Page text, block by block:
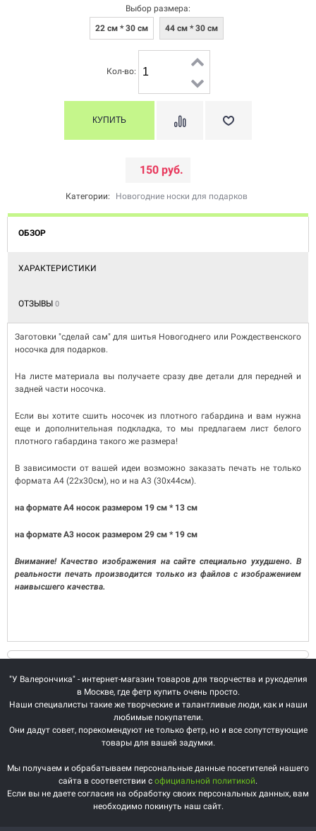
Выбор размера:
22 см * 30 см
44 см * 30 см
Кол-во:
150 руб.
Категории: Новогодние носки для подарков
ОБЗОР
ХАРАКТЕРИСТИКИ
ОТЗЫВЫ 0
Заготовки "сделай сам" для шитья Новогоднего или Рождественского
носочка для подарков.
На листе материала вы получаете сразу две детали для передней и
задней части носочка.
Если вы хотите сшить носочек из плотного габардина и вам нужна
еще и дополнительная подкладка, то мы предлагаем лист белого
плотного габардина такого же размера!
В зависимости от вашей идеи возможно заказать печать не только
формата A4 (22х30см), но и на A3 (30х44см).
на формате А4 носок размером 19 см * 13 см
на формате А3 носок размером 29 см * 19 см
Внимание! Качество изображения на сайте специально ухудшено. В
реальности печать производится только из файлов с изображением
наивысшего качества.
"У Валерончика" - интернет-магазин товаров для творчества и рукоделия
в Москве, где фетр купить очень просто.
Наши специалисты такие же творческие и талантливые люди, как и наши
любимые покупатели.
Они дадут совет, порекомендуют не только фетр, но и все сопутствующие
товары для вашей задумки.
Мы получаем и обрабатываем персональные данные посетителей нашего
сайта в соответствии с официальной политикой.
Если вы не даете согласия на обработку своих персональных данных, вам
необходимо покинуть наш сайт.